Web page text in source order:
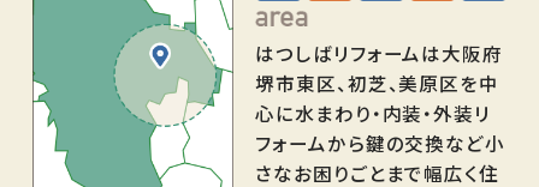
はつしばリフォームは大阪府
堺市東区、初芝、美原区を中
心に水まわり・内装・外装リ
フォームから鍵の交換など小
さなお困りごとまで幅広く住